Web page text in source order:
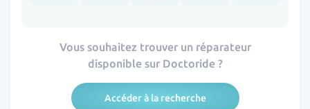
Vous souhaitez trouver un réparateur
disponible sur Doctoride ?
Accéder à la recherche